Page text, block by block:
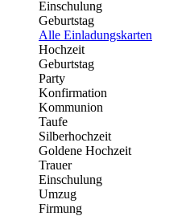
Einschulung
Geburtstag
Alle Einladungskarten
Hochzeit
Geburtstag
Party
Konfirmation
Kommunion
Taufe
Silberhochzeit
Goldene Hochzeit
Trauer
Einschulung
Umzug
Firmung